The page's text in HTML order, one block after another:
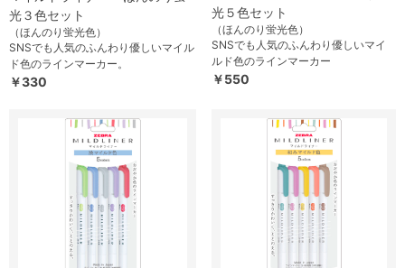
光３色セット
（ほんのり蛍光色）
SNSでも人気のふんわり優しいマイル
ド色のラインマーカー。
￥330
光５色セット
（ほんのり蛍光色）
SNSでも人気のふんわり優しいマイ
ルド色のラインマーカー
￥550